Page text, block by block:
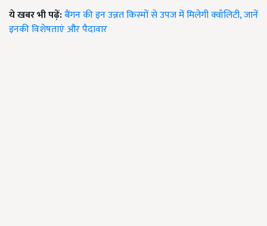
ये खबर भी पढ़ें:बैंगन की इन उन्नत किस्मों से उपज में मिलेगी क्वॉलिटी, जानें
इनकी विशेषताएं और पैदावार